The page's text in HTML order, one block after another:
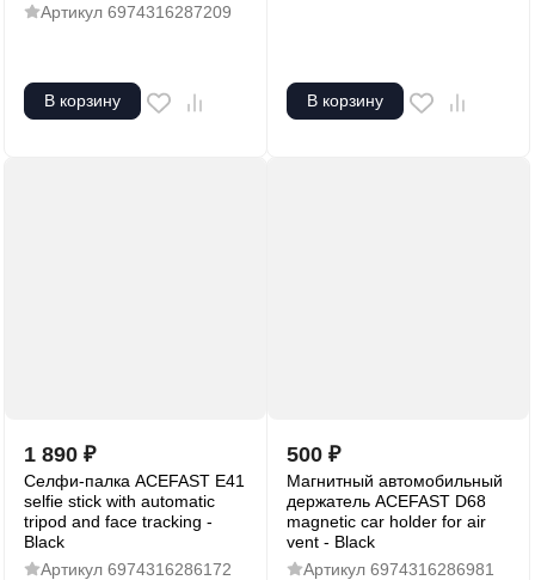
Артикул 6974316287209
В корзину В корзину
1 890 ₽
Селфи-палка ACEFAST E41
selfie stick with automatic
tripod and face tracking -
Black
Артикул 6974316286172
500 ₽
Магнитный автомобильный
держатель ACEFAST D68
magnetic car holder for air
vent - Black
Артикул 6974316286981